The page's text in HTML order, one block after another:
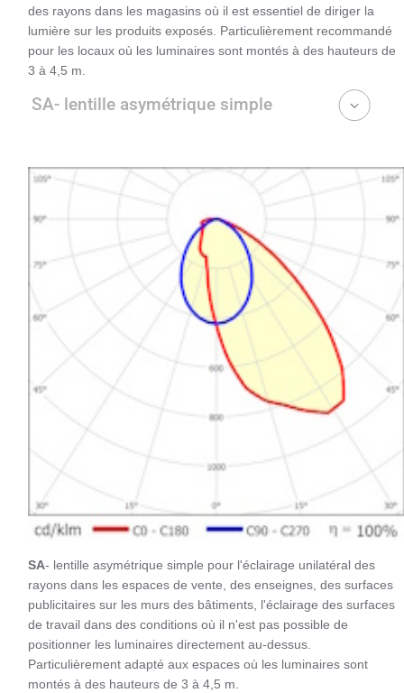
des rayons dans les magasins où il est essentiel de diriger la
lumière sur les produits exposés. Particulièrement recommandé
pour les locaux où les luminaires sont montés à des hauteurs de
3 à 4,5 m.
SA- lentille asymétrique simple
SA- lentille asymétrique simple pour l'éclairage unilatéral des
rayons dans les espaces de vente, des enseignes, des surfaces
publicitaires sur les murs des bâtiments, l'éclairage des surfaces
de travail dans des conditions où il n'est pas possible de
positionner les luminaires directement au-dessus.
Particulièrement adapté aux espaces où les luminaires sont
montés à des hauteurs de 3 à 4,5 m.